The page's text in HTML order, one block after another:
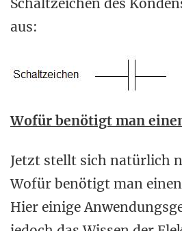
Schaltzeichen des
aus:
Wofür benötigt man
Jetzt stellt sich natürlich
Wofür benötigt man
Hier einige